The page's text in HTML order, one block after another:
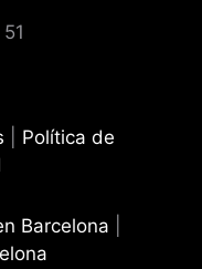
Política de
Barcelona